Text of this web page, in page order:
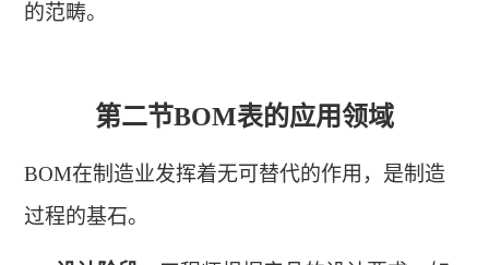
的范畴。
第二节BOM表的应用领域
BOM在制造业发挥着无可替代的作用，是制造
过程的基石。